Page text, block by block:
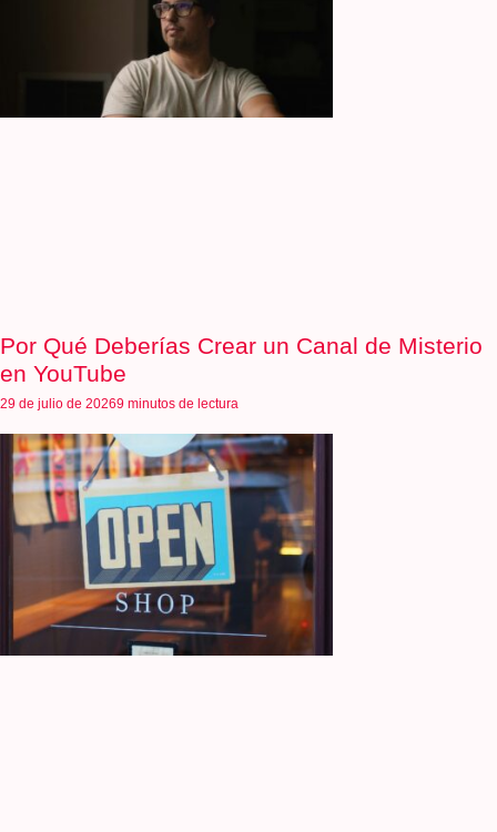
Por Qué Deberías Crear un Canal de Misterio
en YouTube
29 de julio de 20269 minutos de lectura